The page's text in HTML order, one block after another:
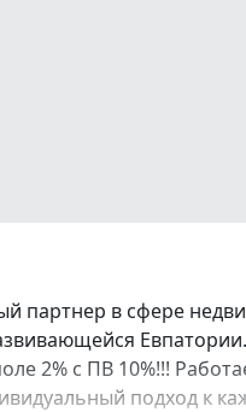
партнер в сфере
2% с ПВ 10%!!!
подход к